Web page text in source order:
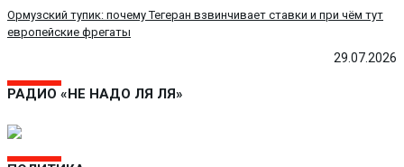
29.07.2026
Ормузский тупик: почему Тегеран взвинчивает ставки и при чём тут
европейские фрегаты
РАДИО «НЕ НАДО ЛЯ ЛЯ»